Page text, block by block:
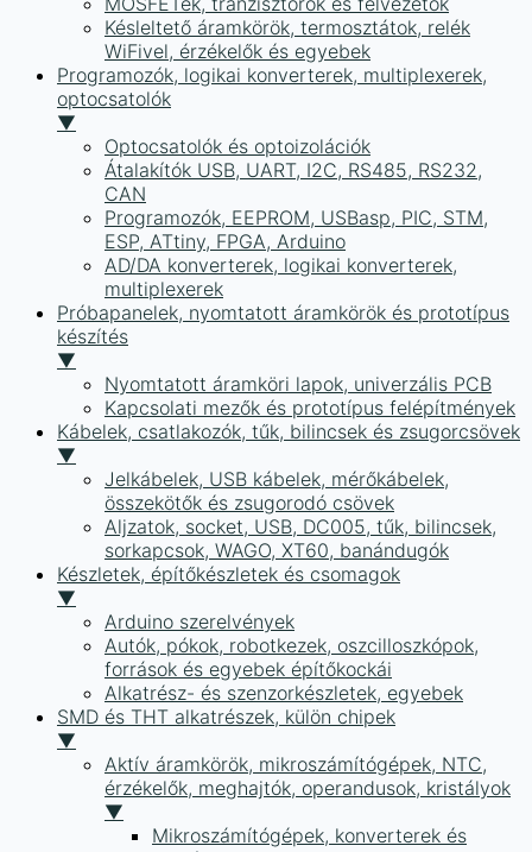
Késleltető áramkörök, termosztátok, relék
WiFivel, érzékelők és egyebek
Programozók, logikai konverterek, multiplexerek,
optocsatolók
▼
Optocsatolók és optoizolációk
Átalakítók USB, UART, I2C, RS485, RS232,
CAN
Programozók, EEPROM, USBasp, PIC, STM,
ESP, ATtiny, FPGA, Arduino
AD/DA konverterek, logikai konverterek,
multiplexerek
Próbapanelek, nyomtatott áramkörök és prototípus
készítés
▼
Nyomtatott áramköri lapok, univerzális PCB
Kapcsolati mezők és prototípus felépítmények
Kábelek, csatlakozók, tűk, bilincsek és zsugorcsövek
▼
Jelkábelek, USB kábelek, mérőkábelek,
összekötők és zsugorodó csövek
Aljzatok, socket, USB, DC005, tűk, bilincsek,
sorkapcsok, WAGO, XT60, banándugók
Készletek, építőkészletek és csomagok
▼
Arduino szerelvények
Autók, pókok, robotkezek, oszcilloszkópok,
források és egyebek építőkockái
Alkatrész- és szenzorkészletek, egyebek
SMD és THT alkatrészek, külön chipek
▼
Aktív áramkörök, mikroszámítógépek, NTC,
érzékelők, meghajtók, operandusok, kristályok
▼
Mikroszámítógépek, konverterek és